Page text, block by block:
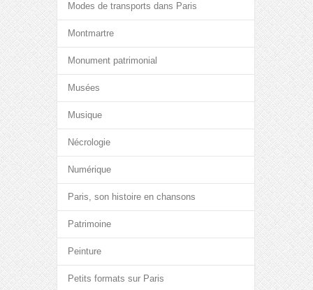
Modes de transports dans Paris
Montmartre
Monument patrimonial
Musées
Musique
Nécrologie
Numérique
Paris, son histoire en chansons
Patrimoine
Peinture
Petits formats sur Paris